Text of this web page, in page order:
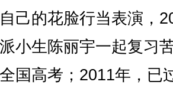
己的花脸行当表演，
小生陈丽宇一起复习
国高考；2011年，已